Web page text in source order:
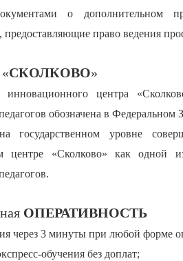
о дополнительном
право ведения
СКОЛКОВО»
центра
обозначена в
государственном уровне
центре «Сколково» как одной
ОПЕРАТИВНОСТЬ
через 3 минуты при любой форме
обучения без доплат;